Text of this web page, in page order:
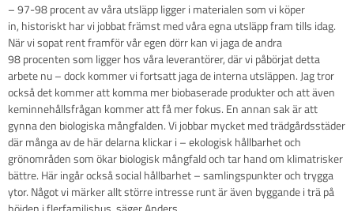
– 97-98 procent av våra utsläpp ligger i materialen som vi köper
in, historiskt har vi jobbat främst med våra egna utsläpp fram tills idag.
När vi sopat rent framför vår egen dörr kan vi jaga de andra
98 procenten som ligger hos våra leverantörer, där vi påbörjat detta
arbete nu – dock kommer vi fortsatt jaga de interna utsläppen. Jag tror
också det kommer att komma mer biobaserade produkter och att även
keminnehållsfrågan kommer att få mer fokus. En annan sak är att
gynna den biologiska mångfalden. Vi jobbar mycket med trädgårdsstäder
där många av de här delarna klickar i – ekologisk hållbarhet och
grönområden som ökar biologisk mångfald och tar hand om klimatrisker
bättre. Här ingår också social hållbarhet – samlingspunkter och trygga
ytor. Något vi märker allt större intresse runt är även byggande i trä på